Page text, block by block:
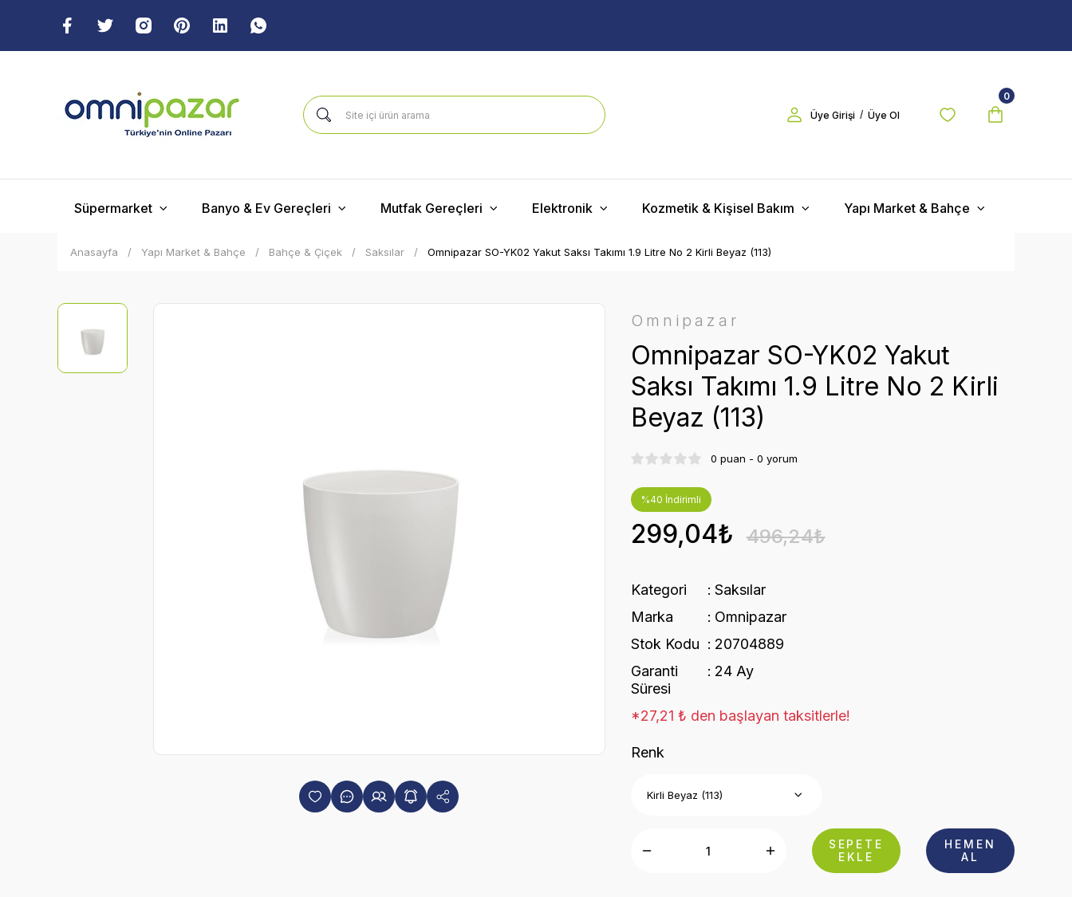
Üye Girişi / Üye Ol
0
Süpermarket Banyo & Ev Gereçleri Mutfak Gereçleri Elektronik Kozmetik & Kişisel Bakım Yapı Market & Bahçe
Anasayfa Yapı Market & Bahçe Bahçe & Çiçek Saksılar Omnipazar SO-YK02 Yakut Saksı Takımı 1.9 Litre No 2 Kirli Beyaz (113)
Omnipazar
Omnipazar SO-YK02 Yakut
Saksı Takımı 1.9 Litre No 2 Kirli
Beyaz (113)
0 puan - 0 yorum
%40 İndirimli
299,04₺ 496,24₺
Kategori
Saksılar
Marka
Omnipazar
Stok Kodu
20704889
Garanti
Süresi
24 Ay
*27,21 ₺ den başlayan taksitlerle!
Renk
SEPETE
EKLE
HEMEN
AL